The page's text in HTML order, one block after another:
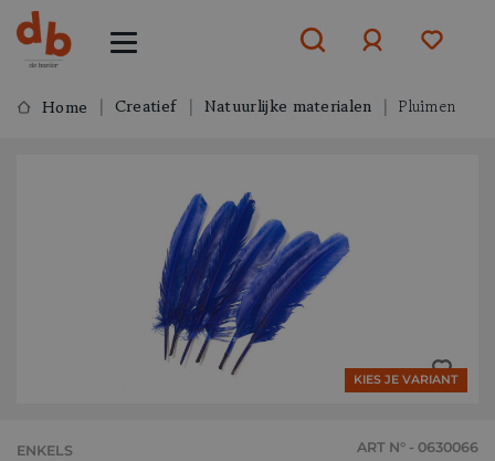
of aanmelden
Home Creatief Natuurlijke materialen Pluimen
KIES JE VARIANT
ENKELS ART N° - 0630066